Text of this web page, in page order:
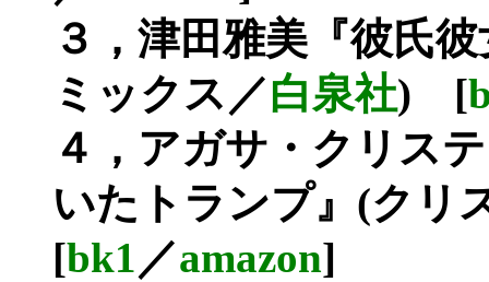
３，津田雅美『彼氏
ミックス／白泉社) [
４，アガサ・クリス
いたトランプ』(クリ
[bk1／amazon]